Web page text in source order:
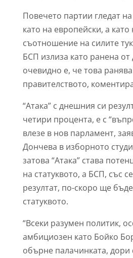
Повечето партии гледат
като на европейски, а
съотношение на силите
БСП излиза като ранена
очевидно е, че това
правителството,
“Атака” с днешния си
четири процента, е с
влезе в нов парламент,
Дончева в изборното
затова “Атака” става
на статуквото, а БСП, със
резултат, по-скоро ще
статуквото.
“Всеки разумен политик,
амбициозен като Бойко
обърне палачинката,